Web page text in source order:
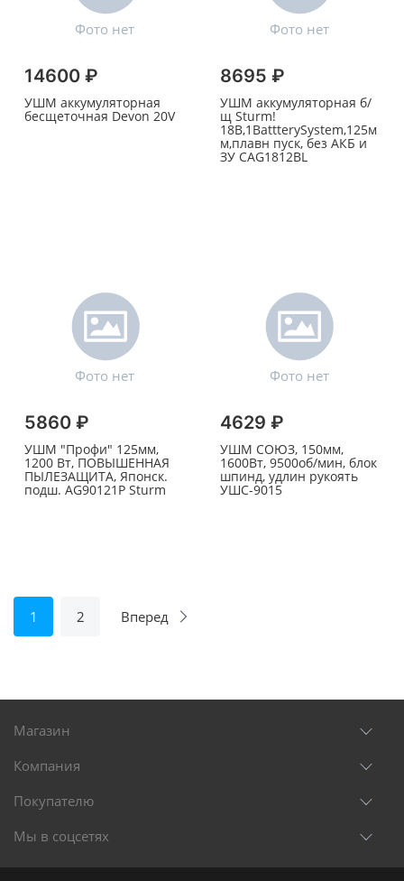
14600 ₽
УШМ аккумуляторная
бесщеточная Devon 20V
8695 ₽
УШМ аккумуляторная б/
щ Sturm!
18В,1BattterySystem,125м
м,плавн пуск, без АКБ и
ЗУ CAG1812BL
5860 ₽
УШМ "Профи" 125мм,
1200 Вт, ПОВЫШЕННАЯ
ПЫЛЕЗАЩИТА, Японск.
подш. AG90121Р Sturm
4629 ₽
УШМ СОЮЗ, 150мм,
1600Вт, 9500об/мин, блок
шпинд, удлин рукоять
УШС-9015
1 2 Вперед
Магазин
Компания
Покупателю
Мы в соцсетях